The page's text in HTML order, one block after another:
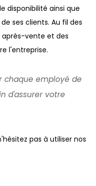
disponibilité ainsi que
ses clients. Au fil des
après-vente et des
l'entreprise.
chaque employé de
d'assurer votre
pas à utiliser nos